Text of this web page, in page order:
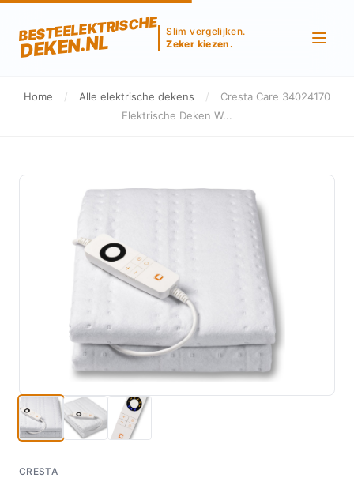
BESTEELEKTRISCHE
DEKEN.NL
Slim vergelijken.
Zeker kiezen.
Home / Alle elektrische dekens /
Cresta Care 34024170
Elektrische Deken W...
CRESTA